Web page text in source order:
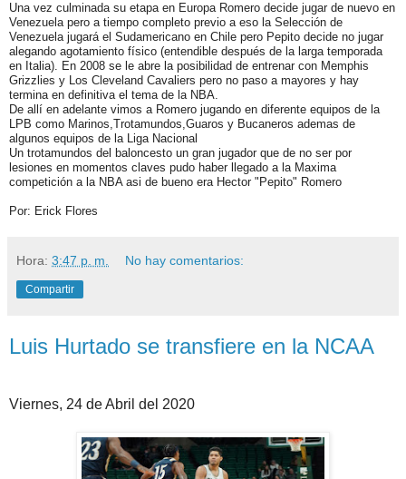
Una vez culminada su etapa en Europa Romero decide jugar de nuevo en
Venezuela pero a tiempo completo previo a eso la Selección de
Venezuela jugará el Sudamericano en Chile pero Pepito decide no jugar
alegando agotamiento físico (entendible después de la larga temporada
en Italia). En 2008 se le abre la posibilidad de entrenar con Memphis
Grizzlies y Los Cleveland Cavaliers pero no paso a mayores y hay
termina en definitiva el tema de la NBA.
De allí en adelante vimos a Romero jugando en diferente equipos de la
LPB como Marinos,Trotamundos,Guaros y Bucaneros ademas de
algunos equipos de la Liga Nacional
Un trotamundos del baloncesto un gran jugador que de no ser por
lesiones en momentos claves pudo haber llegado a la Maxima
competición a la NBA asi de bueno era Hector "Pepito" Romero
Por: Erick Flores
Hora: 3:47 p. m. No hay comentarios:
Compartir
Luis Hurtado se transfiere en la NCAA
Viernes, 24 de Abril del 2020